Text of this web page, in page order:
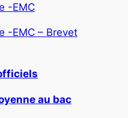
-EMC
-EMC – Brevet
au bac